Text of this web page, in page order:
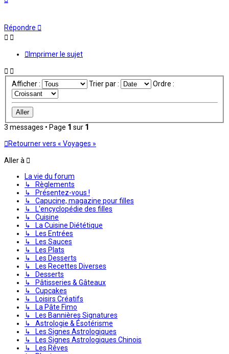
Répondre
Imprimer le sujet
Afficher : Trier par : Ordre :
3 messages • Page 1 sur 1
Retourner vers « Voyages »
Aller à
La vie du forum
↳ Règlements
↳ Présentez-vous !
↳ Capucine, magazine pour filles
↳ L'encyclopédie des filles
↳ Cuisine
↳ La Cuisine Diététique
↳ Les Entrées
↳ Les Sauces
↳ Les Plats
↳ Les Desserts
↳ Les Recettes Diverses
↳ Desserts
↳ Pâtisseries & Gâteaux
↳ Cupcakes
↳ Loisirs Créatifs
↳ La Pâte Fimo
↳ Les Bannières Signatures
↳ Astrologie & Ésotérisme
↳ Les Signes Astrologiques
↳ Les Signes Astrologiques Chinois
↳ Les Rêves